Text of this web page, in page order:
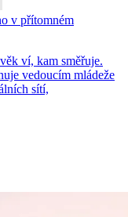
v přítomném
ví, kam směřuje.
vedoucím mládeže
sítí,